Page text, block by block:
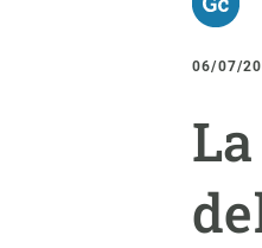
06/07/
menu
SOBRE NOSOTROS
Organización